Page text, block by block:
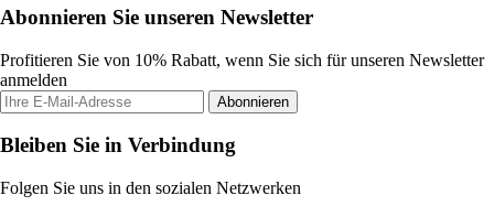
Abonnieren Sie unseren Newsletter
Profitieren Sie von 10% Rabatt, wenn Sie sich für unseren Newsletter
anmelden
Abonnieren
Bleiben Sie in Verbindung
Folgen Sie uns in den sozialen Netzwerken